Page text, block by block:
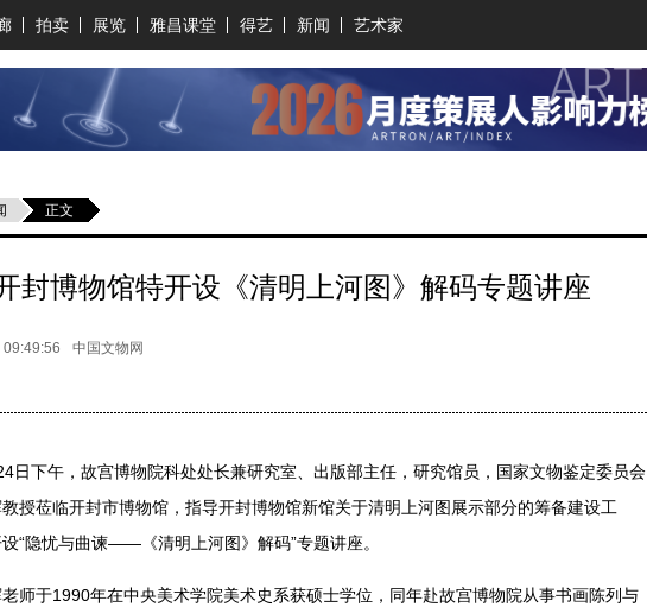
拍卖 展览 雅昌课堂 得艺 新闻 艺术家
正文
封博物馆特开设《清明上河图》解码专题讲座
中国文物网
下午，故宫博物院科处处长兼研究室、出版部主任，研究馆员，国家文物鉴定委员会
授莅临开封市博物馆，指导开封博物馆新馆关于清明上河图展示部分的筹备建设工
“隐忧与曲谏——《清明上河图》解码”专题讲座。
于1990年在中央美术学院美术史系获硕士学位，同年赴故宫博物院从事书画陈列与